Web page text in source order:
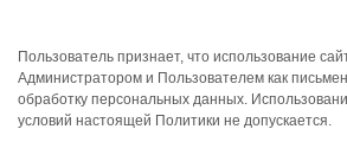
Пользователь признает, что использование
Администратором и Пользователем как
обработку персональных данных.
условий настоящей Политики не допускается.